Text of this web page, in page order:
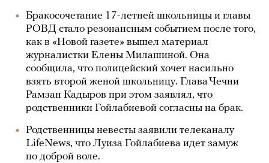
Бракосочетание 17-летней школьницы и главы
РОВД стало резонансным событием после того,
как в «Новой газете» вышел материал
журналистки Елены Милашиной. Она
сообщила, что полицейский хочет насильно
взять второй женой школьницу. Глава Чечни
Рамзан Кадыров при этом заявлял, что
родственники Гойлабиевой согласны на брак.
Родственницы невесты заявили телеканалу
LifeNews, что Луиза Гойлабиева идет замуж
по доброй воле.